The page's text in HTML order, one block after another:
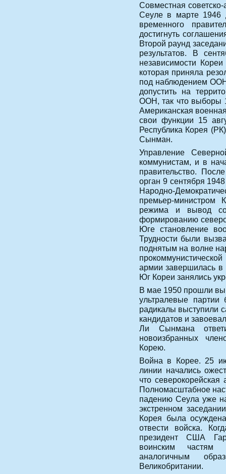
Совместная
Сеуле в марте 1946
временного
достигнуть
Второй раунд
результатов. В
независимости
которая приняла
под наблюдением
допустить на
ООН, так что выборы
Американская
свои функции 15
Республика Корея
Сынман.
Управление
коммунистам, и в
правительство.
орган 9 сентября
Народно-
премьер-министром
режима и вывод
формированию
Юге становление
Трудности были
поднятым на волне
армии завершилась
Юг Кореи занялись
В мае 1950 прошли
ультралевые
радикалы выступили
кандидатов и
Ли Сынмана
новоизбранных
Корею.
Война в Корее. 25
линии начались
что северокорейская
Полномасштабное
падению Сеула уже
экстренном
Корея была
отвести войска.
президент США
воинским частям
аналогичным
Великобритании.